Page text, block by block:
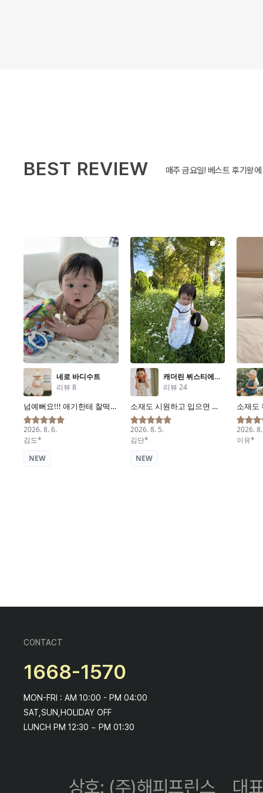
BEST REVIEW 매주 금요일! 베스트 후기왕
CONTACT
1668-1570
MON-FRI : AM 10:00 - PM 04:00
SAT,SUN,HOLIDAY OFF
LUNCH PM 12:30 ~ PM 01:30
상호: (주)해피프린스
대